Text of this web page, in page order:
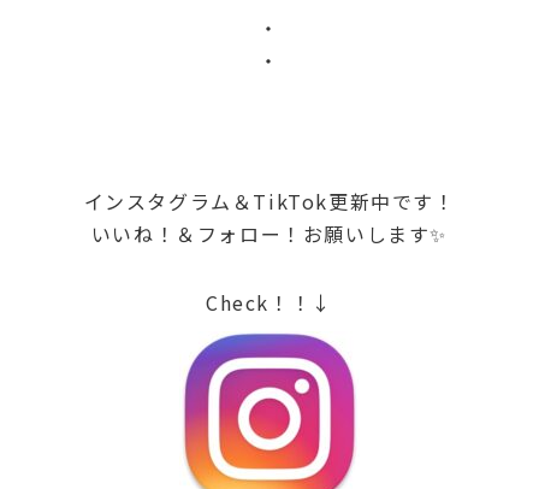
・
・
インスタグラム＆TikTok更新中です！
いいね！＆フォロー！お願いします✨
Check！！↓